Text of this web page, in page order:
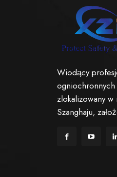
Wiodący
zlokalizowany
Szanghaju,